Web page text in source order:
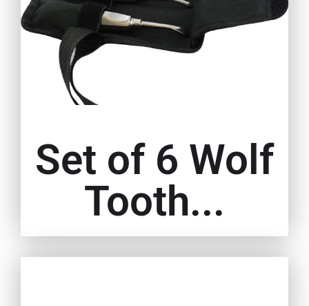
Set of 6 Wolf
Tooth...